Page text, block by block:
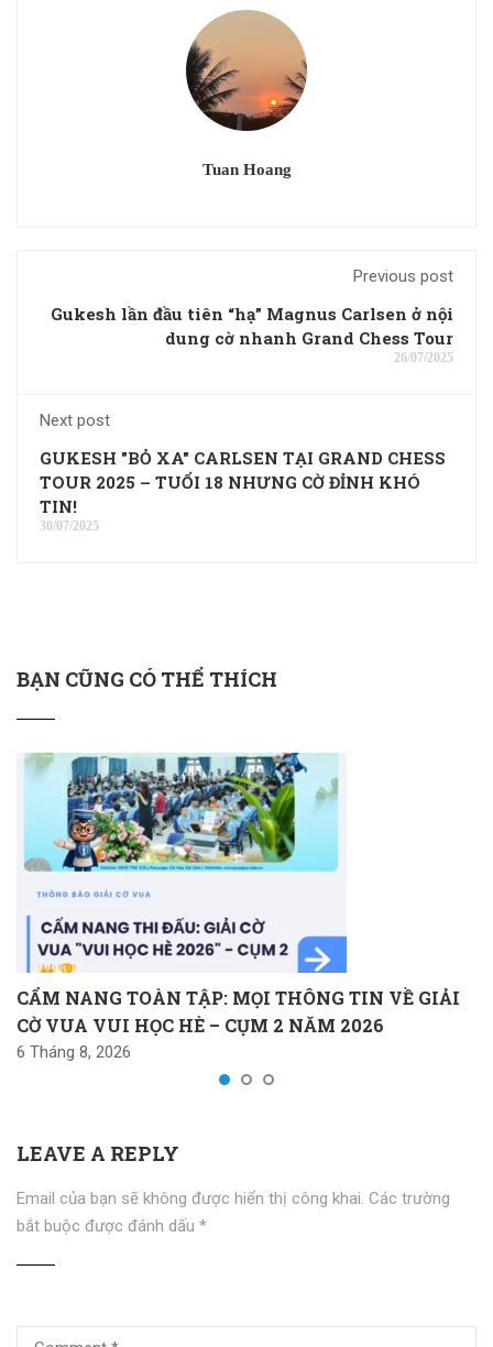
Tuan Hoang
Previous post
Gukesh lần đầu tiên “hạ” Magnus Carlsen ở nội
dung cờ nhanh Grand Chess Tour
26/07/2025
Next post
GUKESH "BỎ XA" CARLSEN TẠI GRAND CHESS
TOUR 2025 – TUỔI 18 NHƯNG CỜ ĐỈNH KHÓ
TIN!
30/07/2025
BẠN CŨNG CÓ THỂ THÍCH
CẨM NANG TOÀN TẬP: MỌI THÔNG TIN VỀ GIẢI
CỜ VUA VUI HỌC HÈ – CỤM 2 NĂM 2026
6 Tháng 8, 2026
LEAVE A REPLY
Email của bạn sẽ không được hiển thị công khai. Các trường
bắt buộc được đánh dấu *